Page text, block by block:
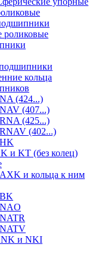
роликовые
кольца
(424...)
(407...)
(425...)
(402...)
и KT (без колец)
и кольца к ним
и NKI